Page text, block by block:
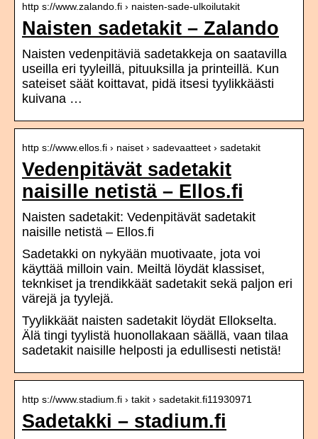
http s://www.zalando.fi › naisten-sade-ulkoilutakit
Naisten sadetakit – Zalando
Naisten vedenpitäviä sadetakkeja on saatavilla
useilla eri tyyleillä, pituuksilla ja printeillä. Kun
sateiset säät koittavat, pidä itsesi tyylikkäästi
kuivana …
http s://www.ellos.fi › naiset › sadevaatteet › sadetakit
Vedenpitävät sadetakit
naisille netistä – Ellos.fi
Naisten sadetakit: Vedenpitävät sadetakit
naisille netistä – Ellos.fi
Sadetakki on nykyään muotivaate, jota voi
käyttää milloin vain. Meiltä löydät klassiset,
teknkiset ja trendikkäät sadetakit sekä paljon eri
värejä ja tyylejä.
Tyylikkäät naisten sadetakit löydät Ellokselta.
Älä tingi tyylistä huonollakaan säällä, vaan tilaa
sadetakit naisille helposti ja edullisesti netistä!
http s://www.stadium.fi › takit › sadetakit.fi11930971
Sadetakki – stadium.fi